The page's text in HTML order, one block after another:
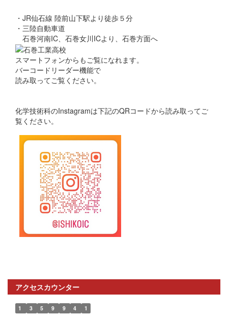
・JR仙石線 陸前山下駅より徒歩５分
・三陸自動車道
石巻河南IC、石巻女川ICより、石巻方面へ
スマートフォンからもご覧になれます。
バーコードリーダー機能で
読み取ってご覧ください。
化学技術科のInstagramは下記のQRコードから読み取ってご
覧ください。
アクセスカウンター
1 3 5 9 9 4 1